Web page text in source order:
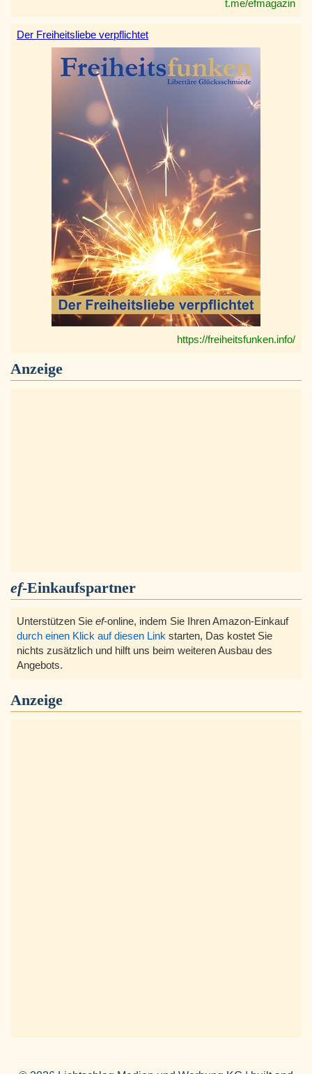
t.me/efmagazin
Der Freiheitsliebe verpflichtet
https://freiheitsfunken.info/
Anzeige
ef-Einkaufspartner
Unterstützen Sie ef-online, indem Sie Ihren Amazon-Einkauf
durch einen Klick auf diesen Link starten, Das kostet Sie
nichts zusätzlich und hilft uns beim weiteren Ausbau des
Angebots.
Anzeige